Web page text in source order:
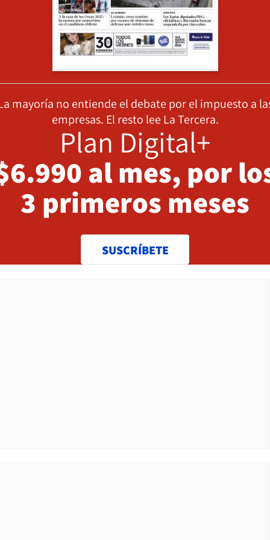
mayoría no entiende el debate por el impuesto a
empresas. El resto lee La Tercera.
Plan Digital+
al mes, por
3 primeros meses
SUSCRÍBETE